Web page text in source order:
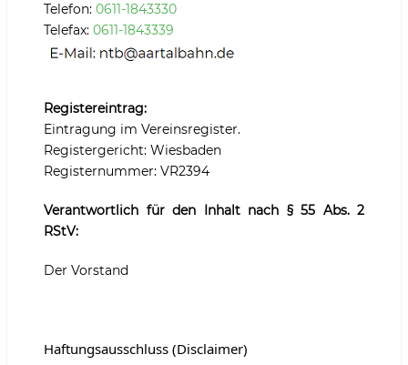
Telefon: 0611-1843330
Telefax: 0611-1843339
Registereintrag:
Eintragung im Vereinsregister.
Registergericht: Wiesbaden
Registernummer: VR2394
Verantwortlich für den Inhalt nach § 55 Abs. 2
RStV:
Der Vorstand
Haftungsausschluss (Disclaimer)